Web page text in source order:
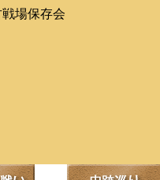
場保存会